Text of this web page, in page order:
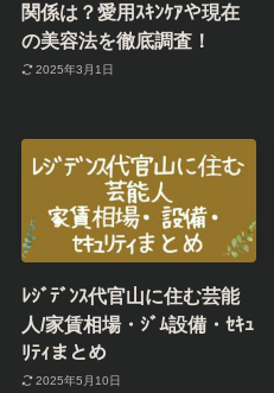
関係は？愛用ｽｷﾝｹｱや現在
の美容法を徹底調査！
2025年3月1日
ﾚｼﾞﾃﾞﾝｽ代官山に住む芸能
人/家賃相場・ｼﾞﾑ設備・ｾｷｭ
ﾘﾃｨまとめ
2025年5月10日